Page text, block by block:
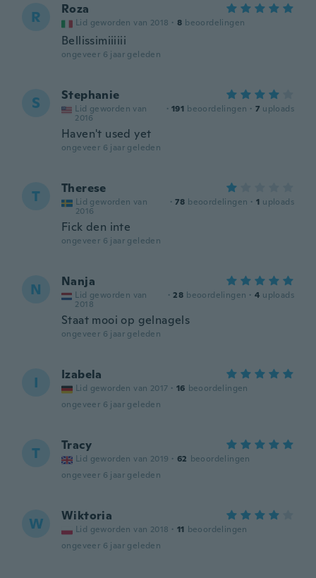
R Roza
Lid geworden van 2018 · 8 beoordelingen
Bellissimiiiiii
ongeveer 6 jaar geleden
S Stephanie
Lid geworden van
2016
· 191 beoordelingen · 7 uploads
Haven't used yet
ongeveer 6 jaar geleden
T Therese
Lid geworden van
2016
· 78 beoordelingen · 1 uploads
Fick den inte
ongeveer 6 jaar geleden
N Nanja
Lid geworden van
2018
· 28 beoordelingen · 4 uploads
Staat mooi op gelnagels
ongeveer 6 jaar geleden
I Izabela
Lid geworden van 2017 · 16 beoordelingen
ongeveer 6 jaar geleden
T Tracy
Lid geworden van 2019 · 62 beoordelingen
ongeveer 6 jaar geleden
W Wiktoria
Lid geworden van 2018 · 11 beoordelingen
ongeveer 6 jaar geleden